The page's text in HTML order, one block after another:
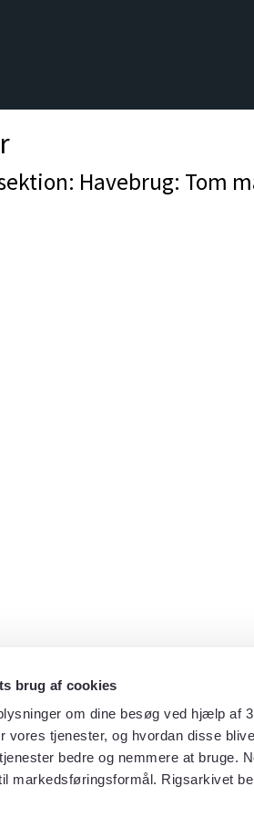
brug af cookies
om dine besøg ved hjælp af
vores tjenester, og hvordan disse
bedre og nemmere at bruge.
markedsføringsformål. Rigsarkivet
Havebrug: Tom